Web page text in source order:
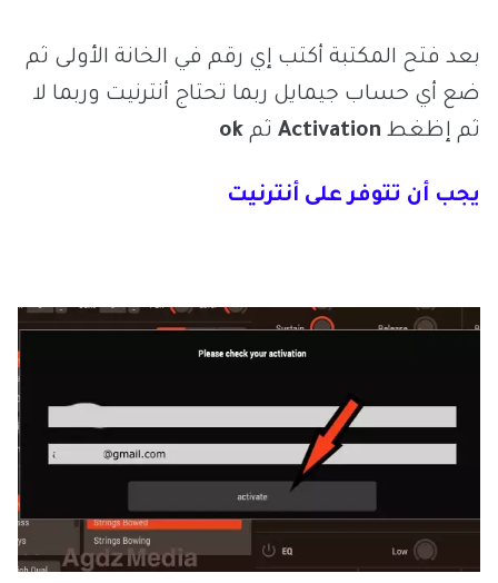
بعد فتح المكتبة أكتب إي رقم في الخانة الأولى ثم
ضع أي حساب جيمايل ربما تحتاج أنترنيت وربما لا
ثم إظغط Activation ثم ok
يجب أن تتوفر على أنترنيت